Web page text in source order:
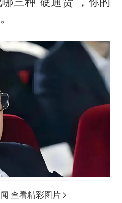
查看精彩图片